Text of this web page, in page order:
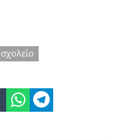
σχολείο